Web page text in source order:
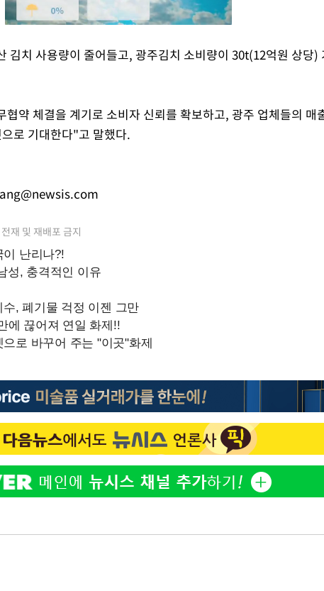
김치 사용량이 줄어들고, 광주김치 소비량이 30t(12억원 상당)
약 체결을 계기로 소비자 신뢰를 확보하고, 광주 업체들의 매
로 기대한다"고 말했다.
재 및 재배포 금지